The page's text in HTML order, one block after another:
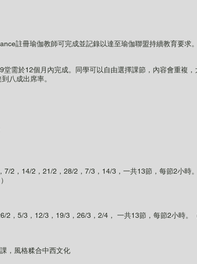
註冊瑜伽教師可完成並記錄以達至瑜伽聯盟持續教育要求。
需於12個月內完成。同學可以自由選擇課節，內容會重複，
八成出席率。
2，14/2，21/2，28/2，7/3，14/3，一共13節，每節2小時
2，5/3，12/3，19/3，26/3，2/4， 一共13節，每節2小時。
，風格糅合中西文化